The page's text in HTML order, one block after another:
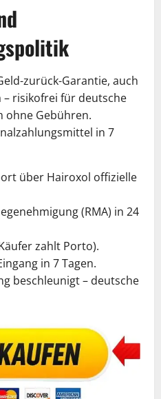
zurück-Garantie, auch
risikofrei für deutsche
ohne Gebühren.
in 7
über Hairoxol offizielle
(RMA) in 24
zahlt Porto).
in 7 Tagen.
beschleunigt – deutsche